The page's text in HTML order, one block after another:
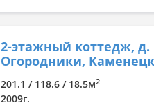
2-этажный коттедж, д.
Огородники,
201.1 / 118.6 / 18.5м2
2009г.